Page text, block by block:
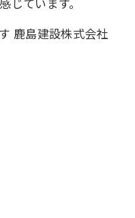
鹿島建設株式会社